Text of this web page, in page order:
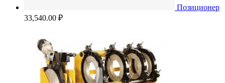
Позиционер
33,540.00 ₽